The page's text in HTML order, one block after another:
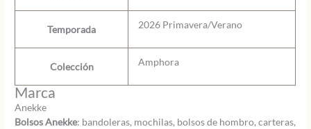
Temporada 2026 Primavera/Verano
Colección Amphora
Marca
Anekke
Bolsos Anekke: bandoleras, mochilas, bolsos de hombro, carteras,